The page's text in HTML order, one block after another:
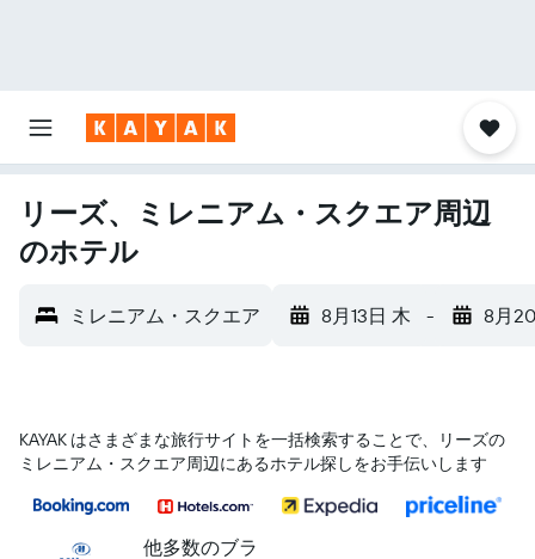
リーズ、ミレニアム・スクエア周辺
のホテル
ミレニアム・スクエア 8月13日 木 - 8月
KAYAK はさまざまな旅行サイトを一括検索することで、リーズ​の
ミレニアム・スクエア​周辺にあるホテル探しをお手伝いします
他多数のブラ